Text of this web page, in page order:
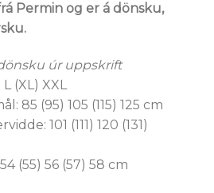
Permin og er á dönsku,
úr uppskrift
L (XL) XXL
85 (95) 105 (115) 125 cm
101 (111) 120 (131)
(55) 56 (57) 58 cm